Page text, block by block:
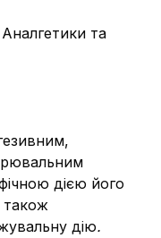
Аналгетики та
дією його
також
дію.